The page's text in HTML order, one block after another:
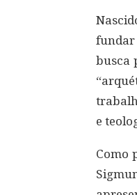
fundar
busca
e
Como